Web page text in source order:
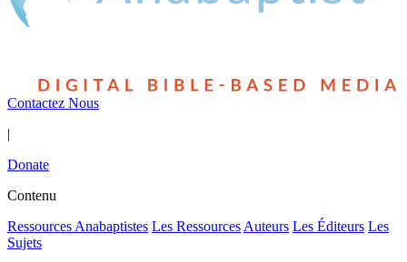
Contactez Nous
|
Donate
Contenu
Ressources Anabaptistes Les Ressources Auteurs Les Éditeurs Les
Sujets